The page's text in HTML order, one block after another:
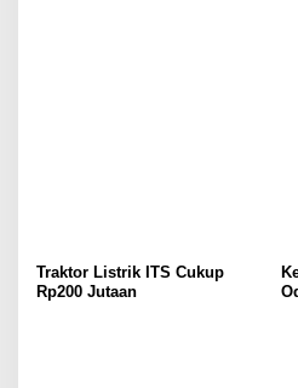
Traktor Listrik ITS Cukup
Rp200 Jutaan